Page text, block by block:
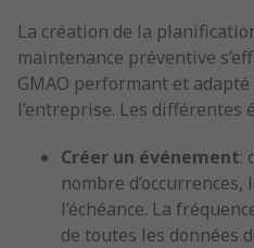
La création de la
maintenance préventive
GMAO performant et
l’entreprise. Les différentes
Créer un événement:
nombre
l’échéance. La
de toutes les données